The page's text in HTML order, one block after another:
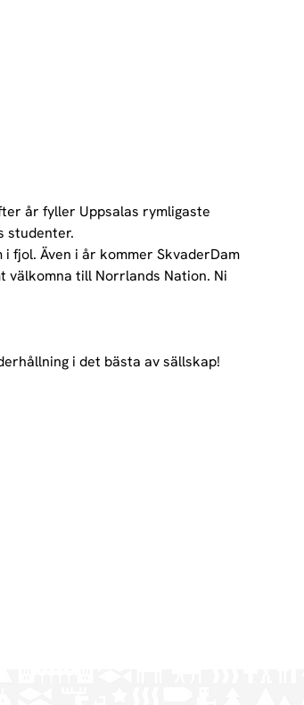
år fyller Uppsalas rymligaste
studenter.
fjol. Även i år kommer SkvaderDam
välkomna till Norrlands Nation. Ni
i det bästa av sällskap!